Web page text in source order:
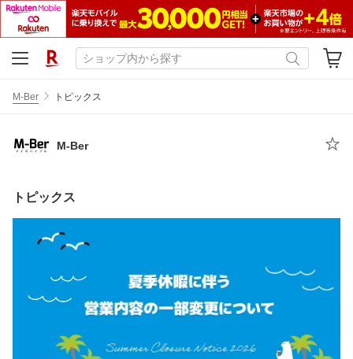
M-Ber トピックス
M-Ber
トピックス